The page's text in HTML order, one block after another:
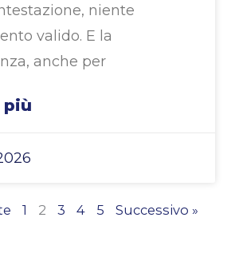
niente
valido. E la
anche per
più
1 2 3 4 5 Successivo »